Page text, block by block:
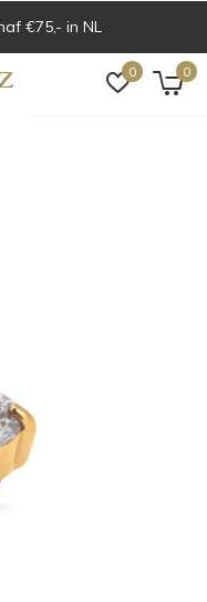
0 0
€75,- in NL